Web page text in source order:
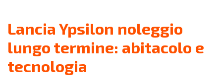
Lancia Ypsilon noleggio
lungo termine: abitacolo e
tecnologia